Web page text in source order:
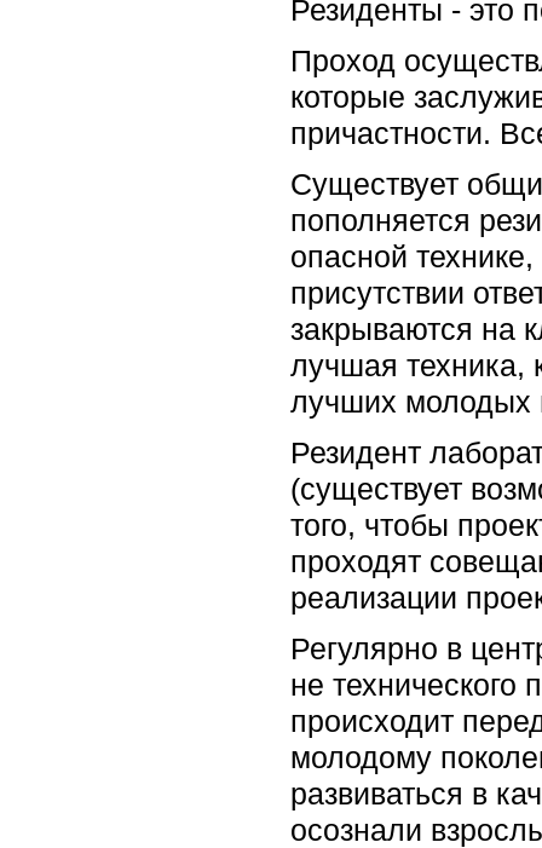
Резиденты - это
Проход
которые
причастности.
Существует
пополняется
опасной
присутствии
закрываются на
лучшая техника,
лучших молодых
Резидент
(существует
того, чтобы
проходят
реализации
Регулярно в
не технического
происходит
молодому
развиваться в
осознали